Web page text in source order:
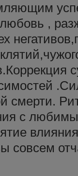
,
смерти.
с
совсем